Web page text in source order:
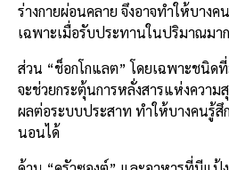
ร่างกายผ่อนคลาย จึงอาจทำให้บางค
เฉพาะเมื่อรับประทานในปริมาณมาก
ส่วน “ช็อกโกแลต” โดยเฉพาะชนิด
จะช่วยกระตุ้นการหลั่งสารแห่งควา
ผลต่อระบบประสาท ทำให้บางคนรู้สึ
นอนได้